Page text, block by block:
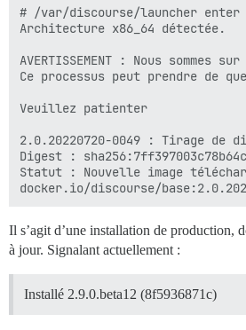
# /var/discourse/launcher enter
Architecture x86_64 détectée.
AVERTISSEMENT : Nous
Ce processus peut prendre de
Veuillez patienter
2.0.20220720-0049 : Tirage de
Digest :
Statut : Nouvelle image
Il s’agit d’une installation de production,
à jour. Signalant actuellement :
Installé 2.9.0.beta12 (8f5936871c)